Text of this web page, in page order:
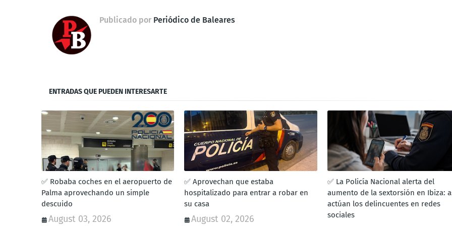
Publicado por Periódico de Baleares
ENTRADAS QUE PUEDEN INTERESARTE
✅ Robaba coches en el aeropuerto de
Palma aprovechando un simple
descuido
August 03, 2026
✅ Aprovechan que estaba
hospitalizado para entrar a robar en
su casa
August 02, 2026
✅ La Policía Nacional alerta del
aumento de la sextorsión en Ibiza:
actúan los delincuentes en redes
sociales